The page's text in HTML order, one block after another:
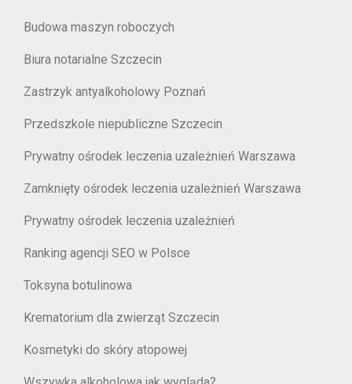
Budowa maszyn roboczych
Biura notarialne Szczecin
Zastrzyk antyalkoholowy Poznań
Przedszkole niepubliczne Szczecin
Prywatny ośrodek leczenia uzależnień Warszawa
Zamknięty ośrodek leczenia uzależnień Warszawa
Prywatny ośrodek leczenia uzależnień
Ranking agencji SEO w Polsce
Toksyna botulinowa
Krematorium dla zwierząt Szczecin
Kosmetyki do skóry atopowej